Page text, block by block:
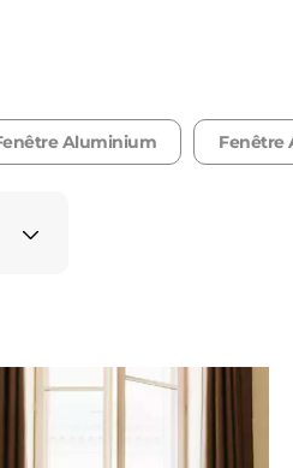
Aluminium Fenêtre